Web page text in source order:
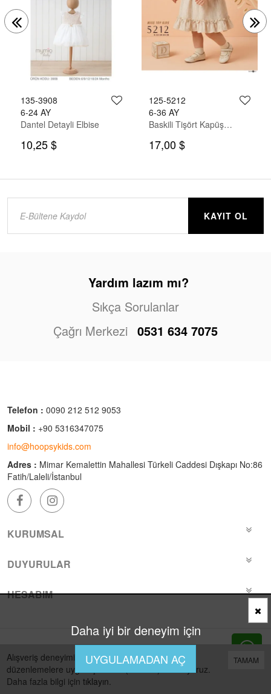
135-3908
6-24 AY
Dantel Detayli Elbise
10,25 $
125-5212
6-36 AY
Baskili Tişört Kapüşonlu Keten Gömlek Pantolon Takim
17,00 $
KAYIT OL
Yardım lazım mı?
Sıkça Sorulanlar
Çağrı Merkezi 0531 634 7075
Telefon : 0090 212 512 9053
Mobil : +90 5316347075
info@hoopsykids.com
Adres : Mimar Kemalettin Mahallesi Türkeli Caddesi Dışkapı No:86
Fatih/Laleli/İstanbul
KURUMSAL
DUYURULAR
HESABIM
TAMAM
Alışveriş deneyiminizi iyileştirmek için yasal
düzenlemelere uygun çerezler (cookies) kullanıyoruz.
Daha fazla bilgi için tıklayın.
Daha iyi bir deneyim için
UYGULAMADAN AÇ